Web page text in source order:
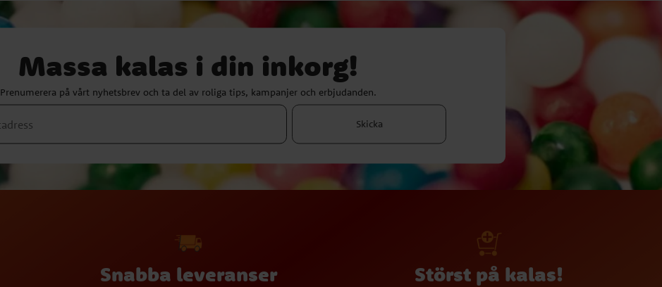
Massa kalas i din inkorg!
Prenumerera på vårt nyhetsbrev och ta del av roliga tips, kampanjer och erbjudanden.
Skicka
Snabba leveranser Störst på kalas!